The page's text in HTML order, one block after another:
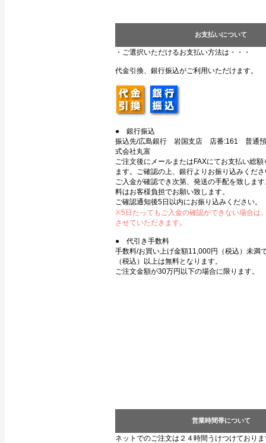
お支払いについて
・ご選択いただけるお支払い方法は・・・
代金引換、銀行振込がご利用いただけます。
● 銀行振込
振込先/広島銀行 岩国支店 店番:161 普通
式会社丸富
ご注文後にメールまたはFAXにてお支払い総
ます。ご確認の上、銀行よりお振り込みくだ
ご入金が確認でき次第、発送の手配を致しま
料はお客様負担でお願い致します。
ご確認通知後5日以内にお振り込みください。
※5日たってもご入金の確認ができない場合は
させていただきます。
● 代引き手数料
手数料/お買い上げ金額11,000円（税込）未満
（税込）以上は無料となります。
ご注文金額が30万円以下の場合に限ります。
営業時間帯について
ネットでのご注文は２４時間うけつけており